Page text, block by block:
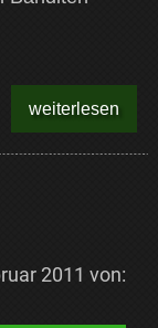
weiterlesen
2011 von: